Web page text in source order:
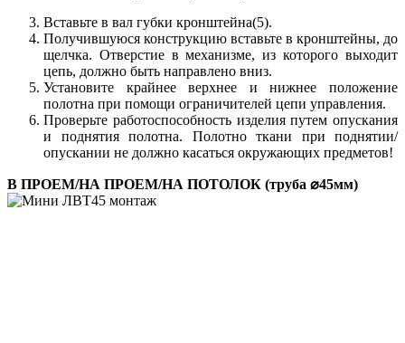
Вставьте в вал губки кронштейна(5).
Получившуюся конструкцию вставьте в кронштейны, до
щелчка. Отверстие в механизме, из которого выходит
цепь, должно быть направлено вниз.
Установите крайнее верхнее и нижнее положение
полотна при помощи ограничителей цепи управления.
Проверьте работоспособность изделия путем опускания
и поднятия полотна. Полотно ткани при поднятии/
опускании не должно касаться окружающих предметов!
В ПРОЕМ/НА ПРОЕМ/НА ПОТОЛОК (труба ⌀45мм)